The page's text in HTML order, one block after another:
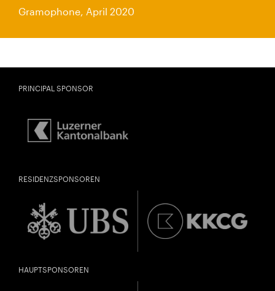
Gramophone, April 2020
PRINCIPAL SPONSOR
RESIDENZSPONSOREN
HAUPTSPONSOREN